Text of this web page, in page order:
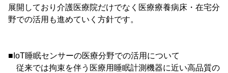
展開しており介護医療院だけでなく医療療養病床・在宅分
野での活用も進めていく方針です。
■IoT睡眠センサーの医療分野での活用について
従来では拘束を伴う医療用睡眠計測機器に近い高品質の